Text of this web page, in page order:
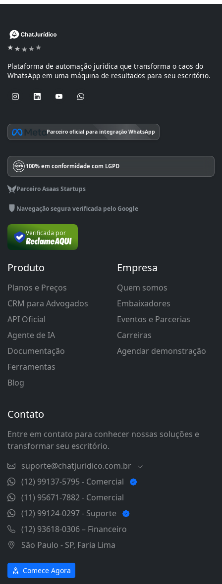
Plataforma de automação jurídica que transforma o caos do
WhatsApp em uma máquina de resultados para seu escritório.
Parceiro oficial para integração WhatsApp
100% em conformidade com LGPD
Parceiro Asaas Startups
Navegação segura verificada pelo Google
Verificada por
Produto
Planos e Preços
CRM para Advogados
API Oficial
Agente de IA
Documentação
Ferramentas
Blog
Empresa
Quem somos
Embaixadores
Eventos e Parcerias
Carreiras
Agendar demonstração
Contato
Entre em contato para conhecer nossas soluções e
transformar seu escritório.
suporte@chatjuridico.com.br
(12) 99137-5795 - Comercial
(11) 95671-7882 - Comercial
(12) 99124-0297 - Suporte
(12) 93618-0306 – Financeiro
São Paulo - SP, Faria Lima
Comece Agora